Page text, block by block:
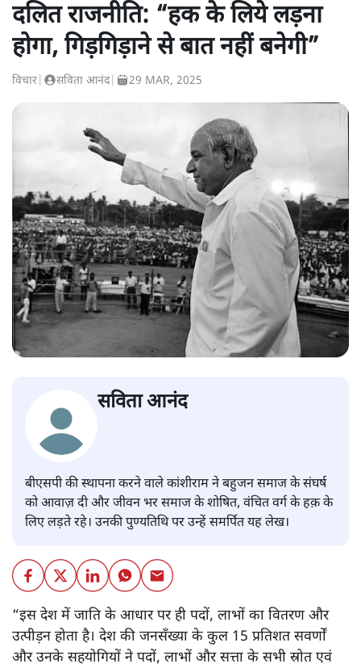
दलित राजनीति: “हक के लिये लड़ना
होगा, गिड़गिड़ाने से बात नहीं बनेगी”
विचार सविता आनंद| 29 MAR, 2025
सविता आनंद
बीएसपी की स्थापना करने वाले कांशीराम ने बहुजन समाज के संघर्ष
को आवाज़ दी और जीवन भर समाज के शोषित, वंचित वर्ग के हक़ के
लिए लड़ते रहे। उनकी पुण्यतिथि पर उन्हें समर्पित यह लेख।
“इस देश में जाति के आधार पर ही पदों, लाभों का वितरण और
उत्पीड़न होता है। देश की जनसँख्या के कुल 15 प्रतिशत सवर्णों
और उनके सहयोगियों ने पदों, लाभों और सत्ता के सभी स्रोत एवं